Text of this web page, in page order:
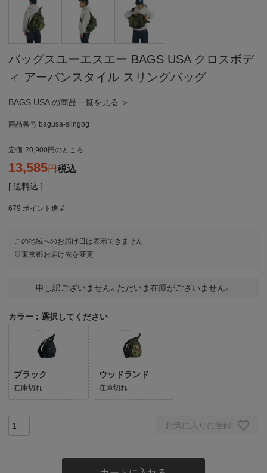
バッグスユーエスエー BAGS USA クロスボデ
ィ アーバンスタイル スリングバッグ
BAGS USA の商品一覧を見る ＞
商品番号 bagusa-slingbg
定価 20,900 のところ
13,585 税込
送料込
679 ポイント進呈
この地域へのお届け日は表示できません
東京都お届け先を変更
申し訳ございません。ただいま在庫がございません。
カラー 選択してください
ブラック
在庫切れ
ウッドランド
在庫切れ
お気に入りに登録